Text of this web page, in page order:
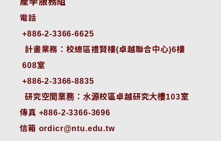
電話
+886-2-3366-6625
計畫業務：校總區禮賢樓(卓越聯合中心)6樓
608室
+886-2-3366-8835
研究空間業務：水源校區卓越研究大樓103室
傳真 +886-2-3366-3696
信箱 ordicr@ntu.edu.tw